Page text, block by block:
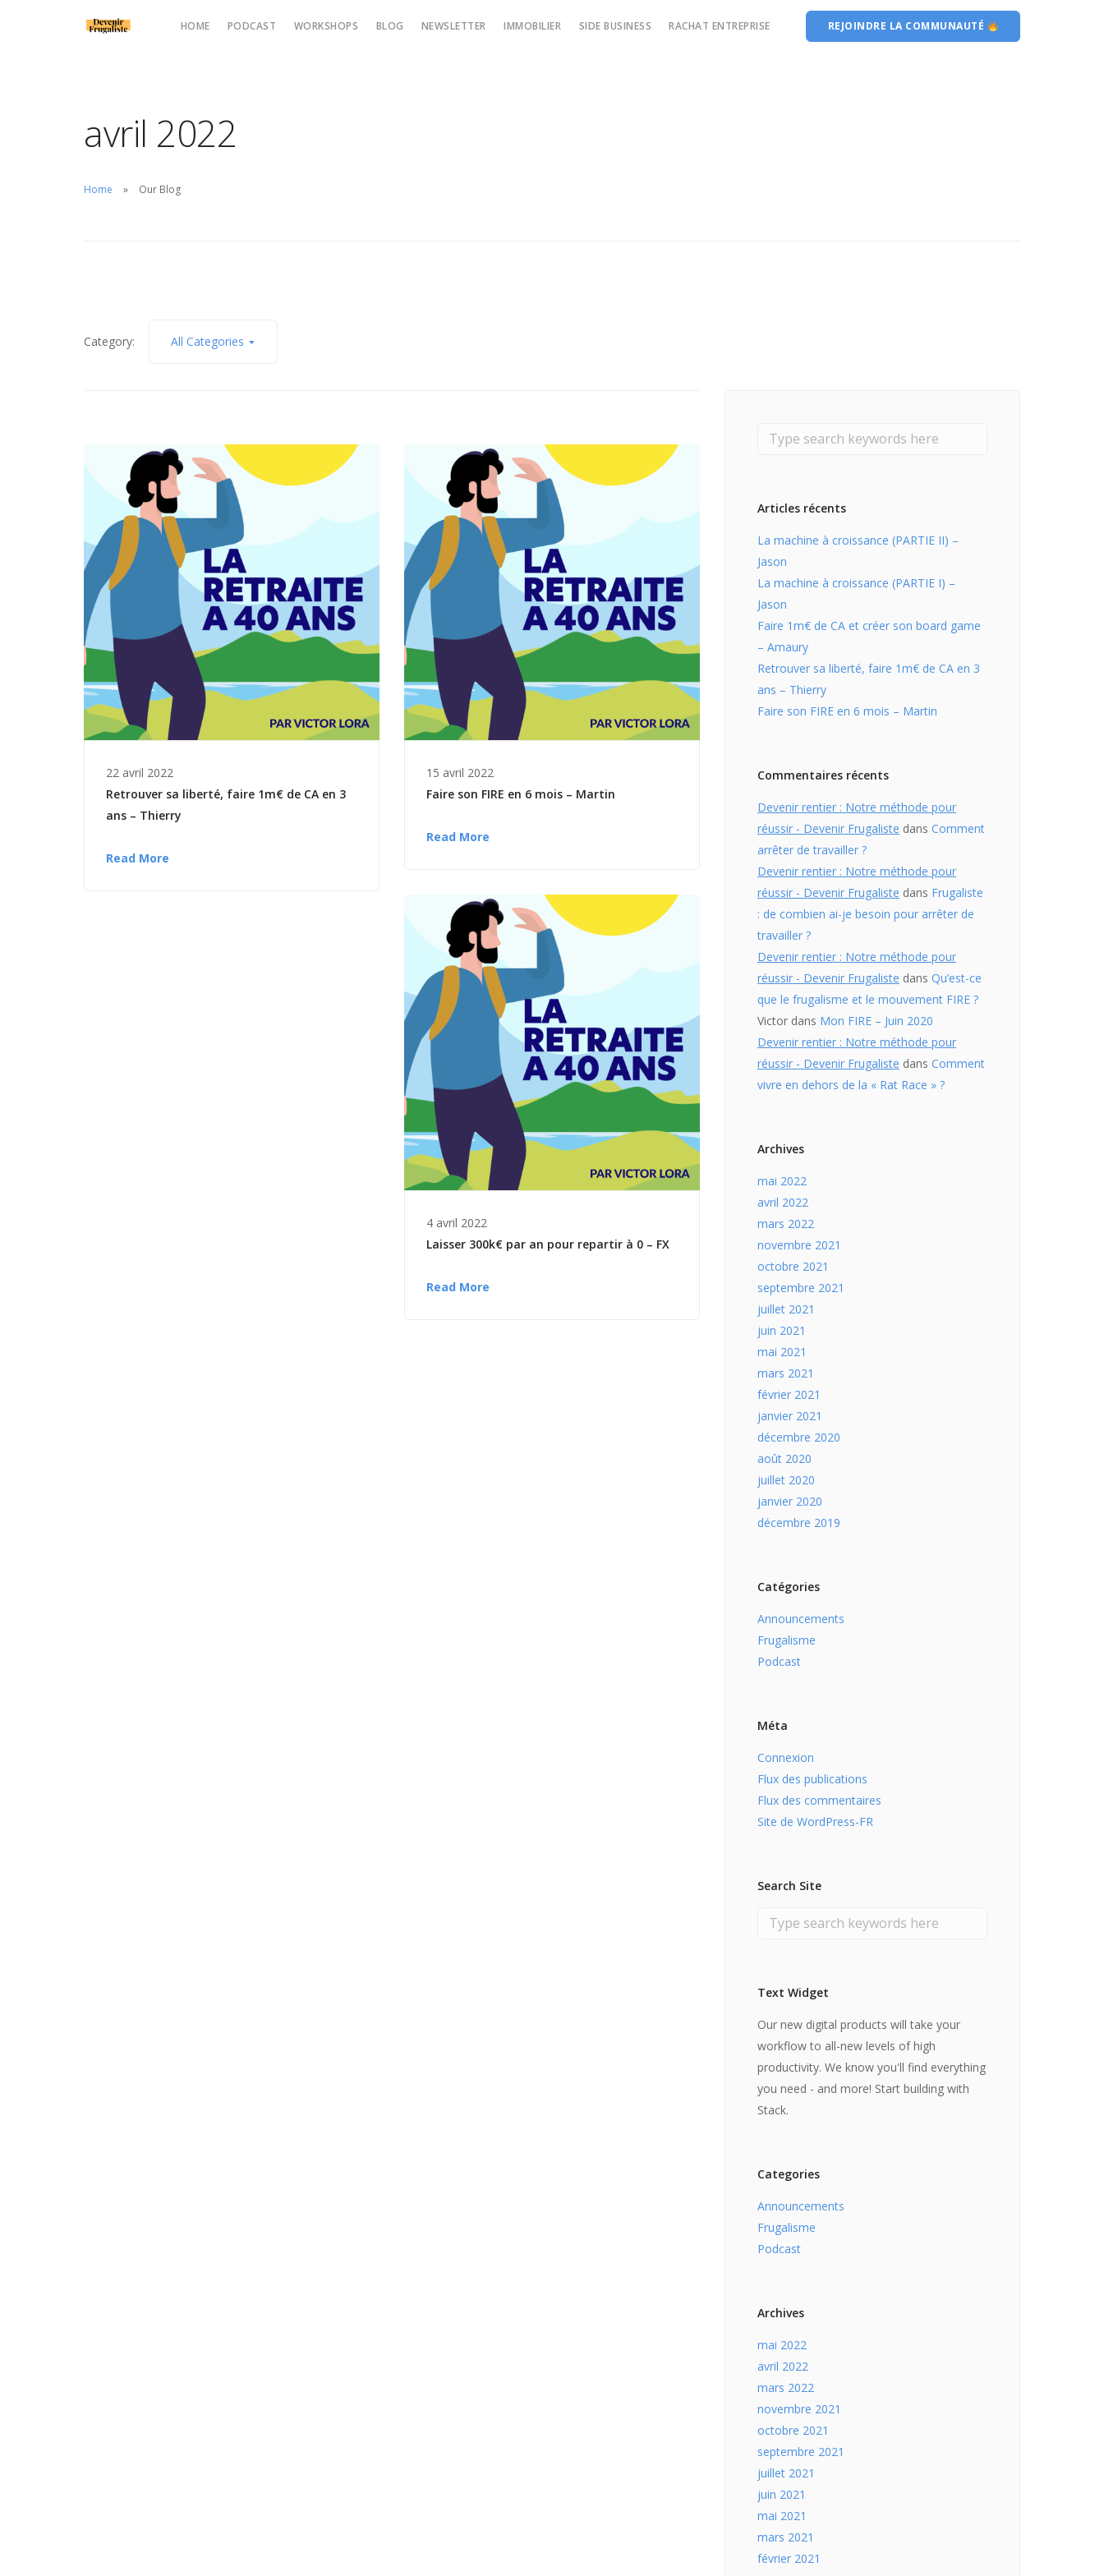
HOME PODCAST WORKSHOPS BLOG NEWSLETTER IMMOBILIER SIDE BUSINESS RACHAT ENTREPRISE REJOINDRE LA COMMUNAUTÉ
avril 2022
Home Our Blog
Category: All Categories
22 avril 2022
Retrouver sa liberté, faire 1m€ de CA en 3
ans – Thierry
Read More
15 avril 2022
Faire son FIRE en 6 mois – Martin
Read More
4 avril 2022
Laisser 300k€ par an pour repartir à 0 – FX
Read More
Articles récents
La machine à croissance (PARTIE II) –
Jason
La machine à croissance (PARTIE I) –
Jason
Faire 1m€ de CA et créer son board game
– Amaury
Retrouver sa liberté, faire 1m€ de CA en 3
ans – Thierry
Faire son FIRE en 6 mois – Martin
Commentaires récents
Devenir rentier : Notre méthode pour
réussir - Devenir Frugaliste dans Comment
arrêter de travailler ?
Devenir rentier : Notre méthode pour
réussir - Devenir Frugaliste dans Frugaliste
: de combien ai-je besoin pour arrêter de
travailler ?
Devenir rentier : Notre méthode pour
réussir - Devenir Frugaliste dans Qu’est-ce
que le frugalisme et le mouvement FIRE ?
Victor dans Mon FIRE – Juin 2020
Devenir rentier : Notre méthode pour
réussir - Devenir Frugaliste dans Comment
vivre en dehors de la « Rat Race » ?
Archives
mai 2022
avril 2022
mars 2022
novembre 2021
octobre 2021
septembre 2021
juillet 2021
juin 2021
mai 2021
mars 2021
février 2021
janvier 2021
décembre 2020
août 2020
juillet 2020
janvier 2020
décembre 2019
Catégories
Announcements
Frugalisme
Podcast
Méta
Connexion
Flux des publications
Flux des commentaires
Site de WordPress-FR
Search Site
Text Widget
Our new digital products will take your
workflow to all-new levels of high
productivity. We know you'll find everything
you need - and more! Start building with
Stack.
Categories
Announcements
Frugalisme
Podcast
Archives
mai 2022
avril 2022
mars 2022
novembre 2021
octobre 2021
septembre 2021
juillet 2021
juin 2021
mai 2021
mars 2021
février 2021